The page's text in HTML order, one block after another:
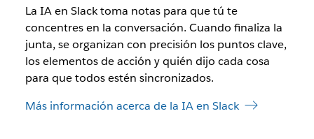
La IA en Slack toma notas para que tú te
concentres en la conversación. Cuando finaliza la
junta, se organizan con precisión los puntos clave,
los elementos de acción y quién dijo cada cosa
para que todos estén sincronizados.
Más información acerca de la IA en Slack